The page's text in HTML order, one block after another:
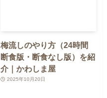
梅流しのやり方（24時間
断食版・断食なし版）を紹
介｜かわしま屋
2025年10月20日